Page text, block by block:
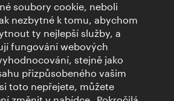
údajů
soubory cookie, neboli
nezbytné k tomu, abychom
ty nejlepší služby, a
fungování webových
stejně jako
přizpůsobeného vašim
toto nepřejete, můžete